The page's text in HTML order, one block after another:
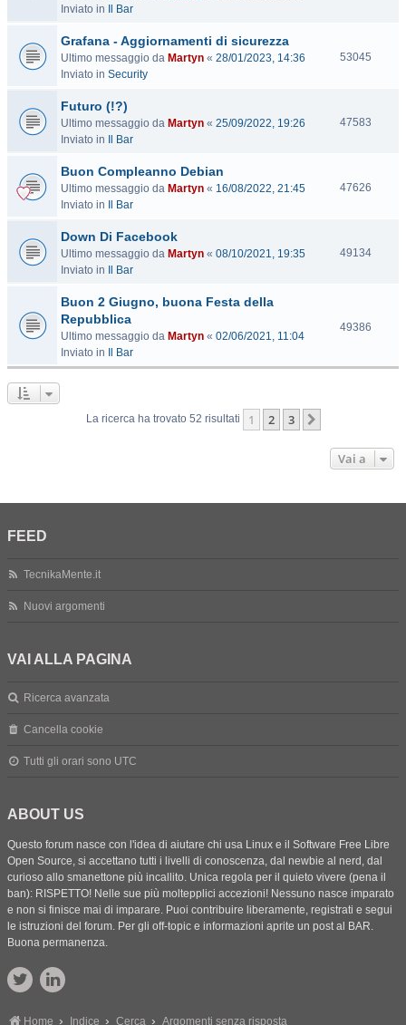
Inviato in
Il Bar
Grafana - Aggiornamenti di sicurezza
Ultimo messaggio da Martyn « 28/01/2023, 14:36
Inviato in Security
53045V
t
Futuro (!?)
Ultimo messaggio da Martyn « 25/09/2022, 19:26
Inviato in
Il Bar
47583V
t
Buon Compleanno Debian
Ultimo messaggio da Martyn « 16/08/2022, 21:45
Inviato in
Il Bar
47626V
t
Down Di Facebook
Ultimo messaggio da Martyn « 08/10/2021, 19:35
Inviato in
Il Bar
49134V
e
Buon 2 Giugno, buona Festa della
Repubblica
Ultimo messaggio da Martyn « 02/06/2021, 11:04
Inviato in
Il Bar
49386V
La ricerca ha trovato 52 risultati
1 2 3
Vai a
FEED
TecnikaMente.it
Nuovi argomenti
VAI ALLA PAGINA
Ricerca avanzata
Cancella cookie
Tutti gli orari sono UTC
ABOUT US
Questo forum nasce con l'idea di aiutare chi usa Linux e il Software Free Libre
Open Source, si accettano tutti i livelli di conoscenza, dal newbie al nerd, dal
curioso allo smanettone più incallito. Unica regola per il quieto vivere (pena il
ban): RISPETTO! Nelle sue più moltepplici accezioni! Nessuno nasce imparato
e non si finisce mai di imparare. Puoi contribuire liberamente, registrati e segui
le istruzioni del forum. Per gli off-topic e informazioni aprite un post al BAR.
Buona permanenza.
Home Indice Cerca Argomenti senza risposta